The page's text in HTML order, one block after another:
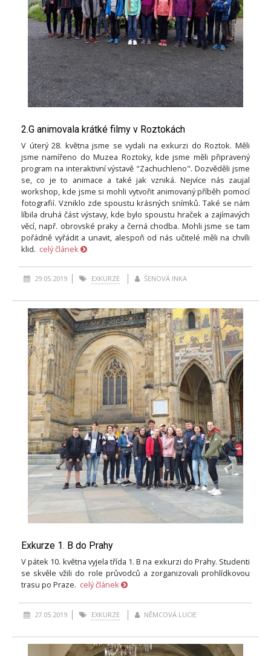
2.G animovala krátké filmy v Roztokách
V úterý 28. května jsme se vydali na exkurzi do Roztok. Měli
jsme namířeno do Muzea Roztoky, kde jsme měli připravený
program na interaktivní výstavě "Zachuchleno". Dozvěděli jsme
se, co je to animace a také jak vzniká. Nejvíce nás zaujal
workshop, kde jsme si mohli vytvořit animovaný příběh pomocí
fotografií. Vzniklo zde spoustu krásných snímků. Také se nám
líbila druhá část výstavy, kde bylo spoustu hraček a zajímavých
věcí, např. obrovské praky a černá chodba. Mohli jsme se tam
pořádně vyřádit a unavit, alespoň od nás učitelé měli na chvíli
klid. celý článek
29.05.2019 EXKURZE ŠENOVÁ INKA
Exkurze 1. B do Prahy
V pátek 10. května vyjela třída 1. B na exkurzi do Prahy. Studenti
se skvěle vžili do role průvodců a zorganizovali prohlídkovou
trasu po Praze. celý článek
27.05.2019 EXKURZE NĚMCOVÁ LUCIE